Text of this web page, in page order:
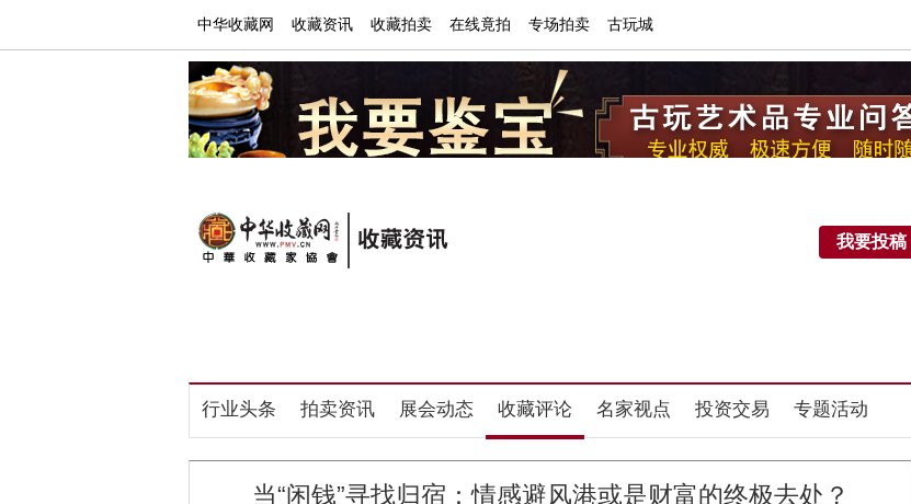
中华收藏网 收藏资讯 收藏拍卖 在线竟拍 专场拍卖 古玩城
我要投稿
行业头条 拍卖资讯 展会动态 收藏评论 名家视点 投资交易 专题活动
当“闲钱”寻找归宿：情感避风港或是财富的终极去处？